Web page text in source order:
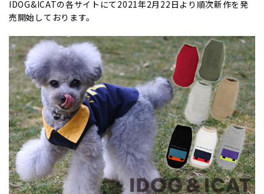
IDOG&ICATの各サイトにて2021年2月22日より順次新作を発
売開始しております。